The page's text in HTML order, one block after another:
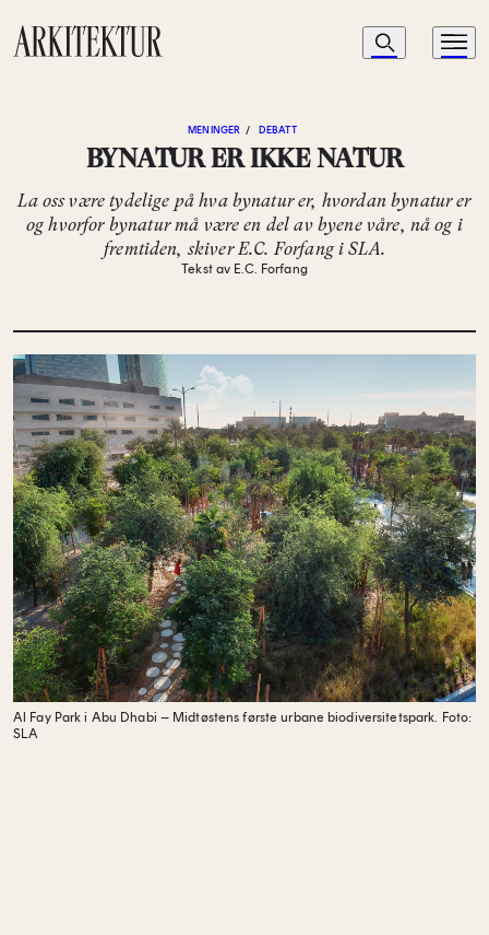
Navigasjon
Søk Meny
MENINGER / DEBATT
BYNATUR ER IKKE NATUR
La oss være tydelige på hva bynatur er, hvordan bynatur er
og hvorfor bynatur må være en del av byene våre, nå og i
fremtiden, skiver E.C. Forfang i SLA.
Tekst av E.C. Forfang
Al Fay Park i Abu Dhabi – Midtøstens første urbane biodiversitetspark. Foto:
SLA